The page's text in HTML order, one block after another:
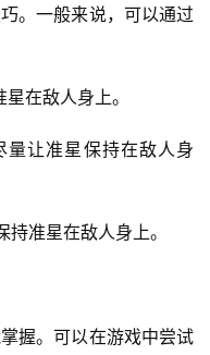
。一般来说，可以通过
在敌人身上。
量让准星保持在敌人身
持准星在敌人身上。
握。可以在游戏中尝试